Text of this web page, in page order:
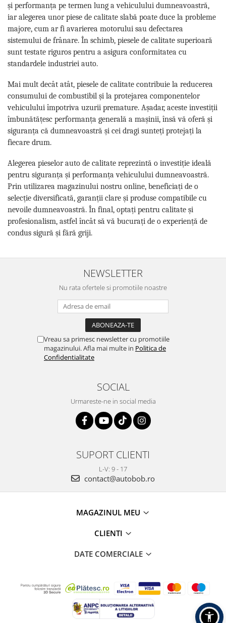
și performanța pe termen lung a vehiculului dumneavoastră,
iar alegerea unor piese de calitate slabă poate duce la probleme
majore, cum ar fi avarierea motorului sau defectarea
sistemului de frânare. În schimb, piesele de calitate superioară
sunt testate riguros pentru a asigura conformitatea cu
standardele industriei auto.
Mai mult decât atât, piesele de calitate contribuie la reducerea
consumului de combustibil și la protejarea componentelor
vehiculului împotriva uzurii premature. Așadar, aceste investiții
îmbunătățesc performanța generală a mașinii, însă vă oferă și
siguranța că dumneavoastră și cei dragi sunteți protejați la
fiecare drum.
Alegerea pieselor auto de calitate reprezintă o investiție ideală
pentru siguranța și performanța vehiculului dumneavoastră.
Prin utilizarea magazinului nostru online, beneficiați de o
selecție diversificată, garanții clare și produse compatibile cu
nevoile dumneavoastră. În final, optați pentru calitate și
profesionalism, astfel încât să vă bucurați de o experiență de
condus sigură și fără griji.
NEWSLETTER
Nu rata ofertele si promotiile noastre
Vreau sa primesc newsletter cu promotiile
magazinului. Afla mai multe in Politica de
Confidentialitate
SOCIAL
Urmareste-ne in social media
SUPORT CLIENTI
L-V: 9 - 17
contact@autobob.ro
MAGAZINUL MEU
CLIENTI
DATE COMERCIALE